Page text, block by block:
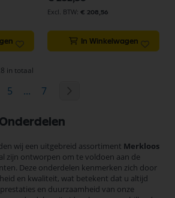
€ 208,56
In Winkelwagen
in totaal
pagina
Pagina
5 ... Pagina
7
wij een uitgebreid assortiment Merkloos
zijn ontworpen om te voldoen aan de
Deze onderdelen kenmerken zich door
en kwaliteit, wat betekent dat u altijd
en duurzaamheid van onze